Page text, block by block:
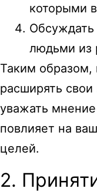
которыми
людьми из
Таким образом,
расширять свои
уважать
повлияет на
целей.
2.